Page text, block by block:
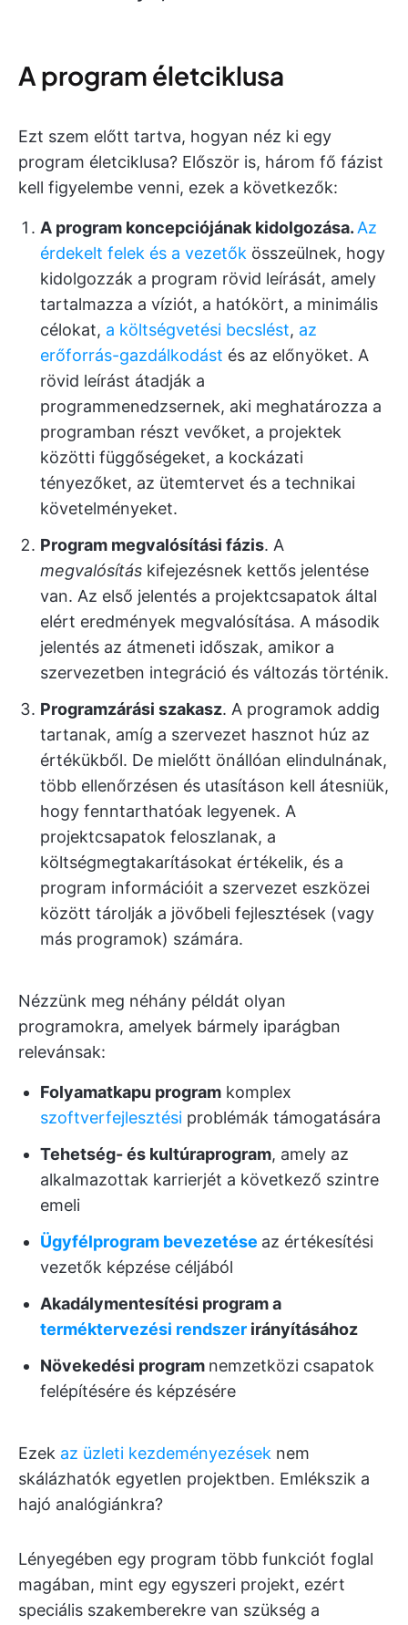
A program életciklusa
Ezt szem előtt tartva, hogyan néz ki egy
program életciklusa? Először is, három fő fázist
kell figyelembe venni, ezek a következők:
A program koncepciójának kidolgozása. Az
érdekelt felek és a vezetők összeülnek, hogy
kidolgozzák a program rövid leírását, amely
tartalmazza a víziót, a hatókört, a minimális
célokat, a költségvetési becslést, az
erőforrás-gazdálkodást és az előnyöket. A
rövid leírást átadják a
programmenedzsernek, aki meghatározza a
programban részt vevőket, a projektek
közötti függőségeket, a kockázati
tényezőket, az ütemtervet és a technikai
követelményeket.
Program megvalósítási fázis. A
megvalósítás kifejezésnek kettős jelentése
van. Az első jelentés a projektcsapatok által
elért eredmények megvalósítása. A második
jelentés az átmeneti időszak, amikor a
szervezetben integráció és változás történik.
Programzárási szakasz. A programok addig
tartanak, amíg a szervezet hasznot húz az
értékükből. De mielőtt önállóan elindulnának,
több ellenőrzésen és utasításon kell átesniük,
hogy fenntarthatóak legyenek. A
projektcsapatok feloszlanak, a
költségmegtakarításokat értékelik, és a
program információit a szervezet eszközei
között tárolják a jövőbeli fejlesztések (vagy
más programok) számára.
Nézzünk meg néhány példát olyan
programokra, amelyek bármely iparágban
relevánsak:
Folyamatkapu program komplex
szoftverfejlesztési problémák támogatására
Tehetség- és kultúraprogram, amely az
alkalmazottak karrierjét a következő szintre
emeli
Ügyfélprogram bevezetése az értékesítési
vezetők képzése céljából
Akadálymentesítési program a
terméktervezési rendszer irányításához
Növekedési program nemzetközi csapatok
felépítésére és képzésére
Ezek az üzleti kezdeményezések nem
skálázhatók egyetlen projektben. Emlékszik a
hajó analógiánkra?
Lényegében egy program több funkciót foglal
magában, mint egy egyszeri projekt, ezért
speciális szakemberekre van szükség a